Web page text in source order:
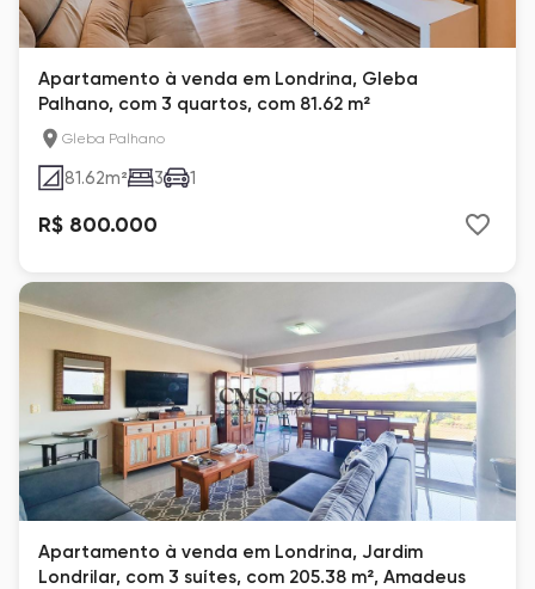
Apartamento à venda em Londrina, Gleba
Palhano, com 3 quartos, com 81.62 m²
Gleba Palhano
81.62m² 3 1
R$ 800.000
Apartamento à venda em Londrina, Jardim
Londrilar, com 3 suítes, com 205.38 m², Amadeus